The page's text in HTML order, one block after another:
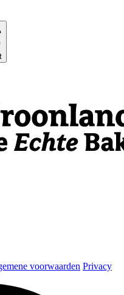
voorwaarden Privacy